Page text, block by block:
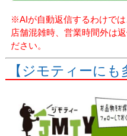
※AIが自動返信するわけで
店舗混雑時、営業時間外は
ださい。
【ジモティーにも